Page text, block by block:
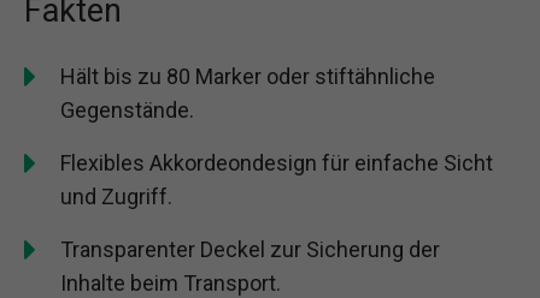
Fakten
Hält bis zu 80 Marker oder stiftähnliche
Gegenstände.
Flexibles Akkordeondesign für einfache Sicht
und Zugriff.
Transparenter Deckel zur Sicherung der
Inhalte beim Transport.